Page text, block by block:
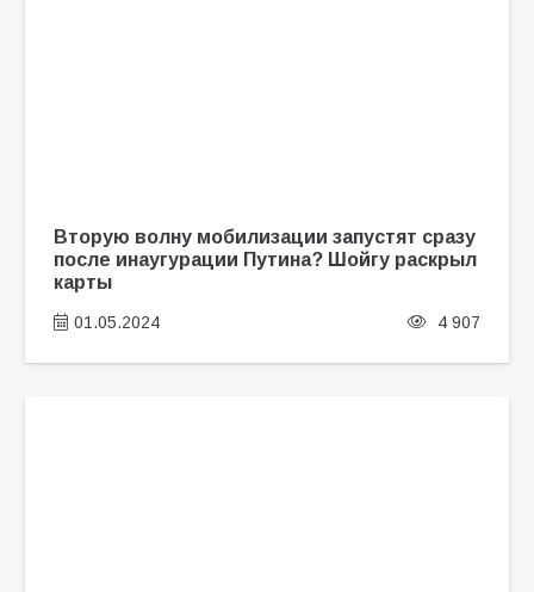
Вторую волну мобилизации запустят сразу
после инаугурации Путина? Шойгу раскрыл
карты
01.05.2024 4 907